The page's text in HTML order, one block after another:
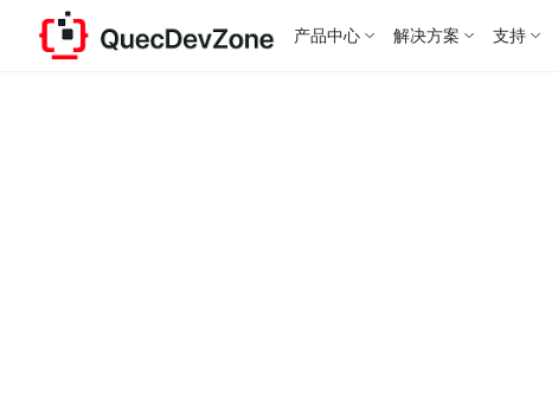
产品中心 解决方案 支持